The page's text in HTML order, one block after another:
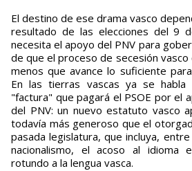
El destino de ese drama vasco
resultado de las elecciones del 9
necesita el apoyo del PNV para
de que el proceso de secesión vasco
menos que avance lo suficiente
En las tierras vascas ya se
"factura" que pagará el PSOE por el
del PNV: un nuevo estatuto vasco
todavía más generoso que el
pasada legislatura, que incluya,
nacionalismo, el acoso al idioma
rotundo a la lengua vasca.